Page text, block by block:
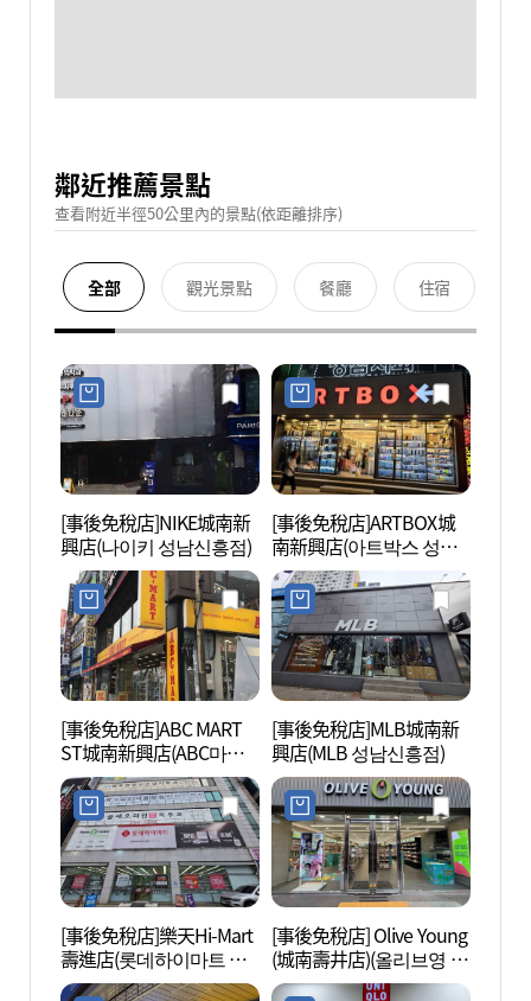
鄰近推薦景點
查看附近半徑50公里內的景點(依距離排序)
全部 觀光景點 餐廳 住宿
[事後免稅店]NIKE城南新
興店(나이키 성남신흥점)
[事後免稅店]ARTBOX城
南新興店(아트박스 성남
신흥점)
[事後免稅店]ABC MART
ST城南新興店(ABC마트
ST 성남신흥점)
[事後免稅店]MLB城南新
興店(MLB 성남신흥점)
[事後免稅店]樂天Hi-Mart
壽進店(롯데하이마트 수
진점)
[事後免稅店] Olive Young
(城南壽井店)(올리브영 성
남수정점)